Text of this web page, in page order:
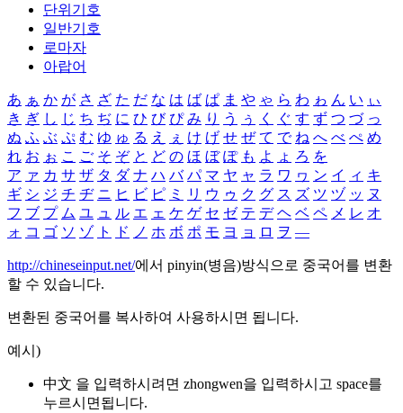
단위기호
일반기호
로마자
아랍어
あ ぁ か が さ ざ た だ な は ば ぱ ま や ゃ ら わ ゎ ん い ぃ
き ぎ し じ ち ぢ に ひ び ぴ み り う ぅ く ぐ す ず つ づ っ
ぬ ふ ぶ ぷ む ゆ ゅ る え ぇ け げ せ ぜ て で ね へ べ ぺ め
れ お ぉ こ ご そ ぞ と ど の ほ ぼ ぽ も よ ょ ろ を
ア ァ カ サ ザ タ ダ ナ ハ バ パ マ ヤ ャ ラ ワ ヮ ン イ ィ キ
ギ シ ジ チ ヂ ニ ヒ ビ ピ ミ リ ウ ゥ ク グ ス ズ ツ ヅ ッ ヌ
フ ブ プ ム ユ ュ ル エ ェ ケ ゲ セ ゼ テ デ ヘ ベ ペ メ レ オ
ォ コ ゴ ソ ゾ ト ド ノ ホ ボ ポ モ ヨ ョ ロ ヲ ―
http://chineseinput.net/에서 pinyin(병음)방식으로 중국어를 변환
할 수 있습니다.
변환된 중국어를 복사하여 사용하시면 됩니다.
예시)
中文 을 입력하시려면 zhongwen을 입력하시고 space를
누르시면됩니다.